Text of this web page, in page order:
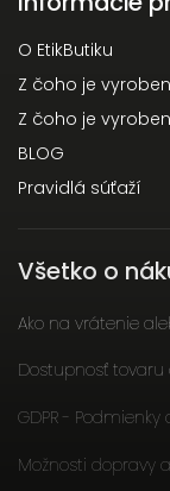
O EtikButiku
Z čoho je
Z čoho je
BLOG
Pravidlá súťaží
Všetko o
Ako na vrátenie
Dostupnosť
GDPR -
Možnosti dopravy